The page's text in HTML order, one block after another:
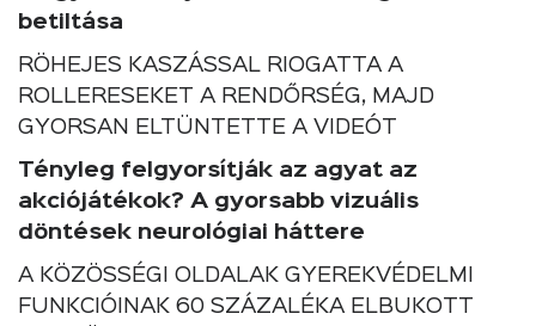
betiltása
RÖHEJES KASZÁSSAL RIOGATTA A
ROLLERESEKET A RENDŐRSÉG, MAJD
GYORSAN ELTÜNTETTE A VIDEÓT
Tényleg felgyorsítják az agyat az
akciójátékok? A gyorsabb vizuális
döntések neurológiai háttere
A KÖZÖSSÉGI OLDALAK GYEREKVÉDELMI
FUNKCIÓINAK 60 SZÁZALÉKA ELBUKOTT